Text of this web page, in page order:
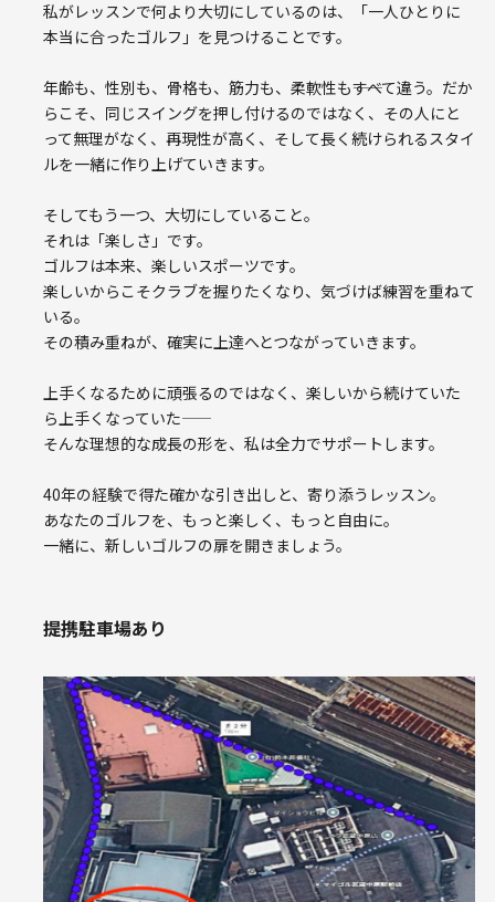
私がレッスンで何より大切にしているのは、「一人ひとりに
本当に合ったゴルフ」を見つけることです。
年齢も、性別も、骨格も、筋力も、柔軟性も――すべて違う。だか
らこそ、同じスイングを押し付けるのではなく、その人にと
って無理がなく、再現性が高く、そして長く続けられるスタイ
ルを一緒に作り上げていきます。
そしてもう一つ、大切にしていること。
それは「楽しさ」です。
ゴルフは本来、楽しいスポーツです。
楽しいからこそクラブを握りたくなり、気づけば練習を重ねて
いる。
その積み重ねが、確実に上達へとつながっていきます。
上手くなるために頑張るのではなく、楽しいから続けていた
ら上手くなっていた――
そんな理想的な成長の形を、私は全力でサポートします。
40年の経験で得た確かな引き出しと、寄り添うレッスン。
あなたのゴルフを、もっと楽しく、もっと自由に。
一緒に、新しいゴルフの扉を開きましょう。
提携駐車場あり